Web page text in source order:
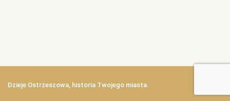
Dzieje Ostrzeszowa, historia Twojego miasta.